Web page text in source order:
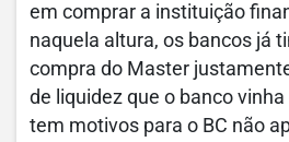
em comprar a instituição
naquela altura, os bancos já
compra do Master
de liquidez que o banco
tem motivos para o BC não